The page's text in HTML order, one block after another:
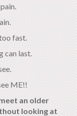
fast.
can last.
ME!!
an older
looking at